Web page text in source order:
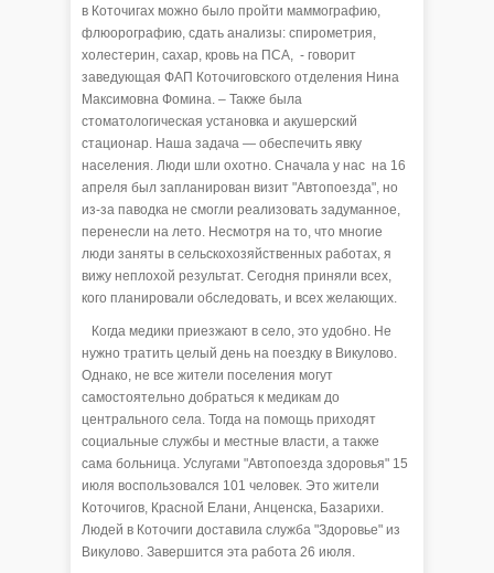
в Коточигах можно было пройти маммографию,
флюорографию, сдать анализы: спирометрия,
холестерин, сахар, кровь на ПСА, - говорит
заведующая ФАП Коточиговского отделения Нина
Максимовна Фомина. – Также была
стоматологическая установка и акушерский
стационар. Наша задача — обеспечить явку
населения. Люди шли охотно. Сначала у нас на 16
апреля был запланирован визит "Автопоезда", но
из-за паводка не смогли реализовать задуманное,
перенесли на лето. Несмотря на то, что многие
люди заняты в сельскохозяйственных работах, я
вижу неплохой результат. Сегодня приняли всех,
кого планировали обследовать, и всех желающих.
Когда медики приезжают в село, это удобно. Не
нужно тратить целый день на поездку в Викулово.
Однако, не все жители поселения могут
самостоятельно добраться к медикам до
центрального села. Тогда на помощь приходят
социальные службы и местные власти, а также
сама больница. Услугами "Автопоезда здоровья" 15
июля воспользовался 101 человек. Это жители
Коточигов, Красной Елани, Анценска, Базарихи.
Людей в Коточиги доставила служба "Здоровье" из
Викулово. Завершится эта работа 26 июля.